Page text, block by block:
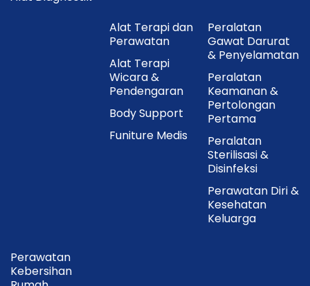
Sambungkan kabel ke sumber listrik dan nyalakan
Lakukan proses sterilisasi sesuai waktu yang
direkomendasikan dalam petunjuk penggunaan.
Setelah selesai, matikan alat dan tunggu hingga
suhu menurun sebelum mengeluarkan instrumen.
sterilisasi instrumen yang kompatibel
dengan metode panas basah. Selalu
fasilitas kesehatan.
Alat Terapi dan
Perawatan
Alat Terapi
Wicara &
Pendengaran
Body Support
Funiture Medis
Peralatan
Gawat Darurat
& Penyelamatan
Peralatan
Keamanan &
Pertolongan
Pertama
Peralatan
Sterilisasi &
Disinfeksi
Perawatan Diri &
Kesehatan
Keluarga
Perawatan
Kebersihan